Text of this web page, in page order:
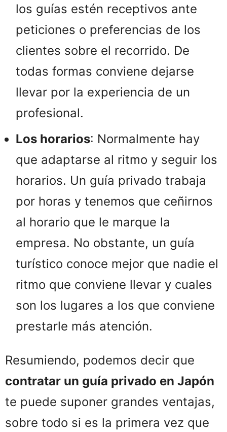
los guías estén receptivos ante
peticiones o preferencias de los
clientes sobre el recorrido. De
todas formas conviene dejarse
llevar por la experiencia de un
profesional.
Los horarios: Normalmente hay
que adaptarse al ritmo y seguir los
horarios. Un guía privado trabaja
por horas y tenemos que ceñirnos
al horario que le marque la
empresa. No obstante, un guía
turístico conoce mejor que nadie el
ritmo que conviene llevar y cuales
son los lugares a los que conviene
prestarle más atención.
Resumiendo, podemos decir que
contratar un guía privado en Japón
te puede suponer grandes ventajas,
sobre todo si es la primera vez que